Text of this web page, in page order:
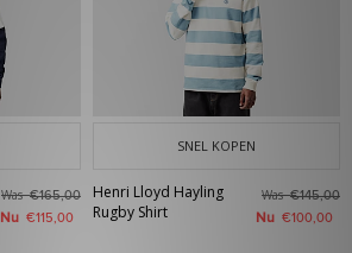
Was€165,00
Nu €115,00
SNEL KOPEN
Henri Lloyd Hayling
Rugby Shirt
Was€145,00
Nu €100,00